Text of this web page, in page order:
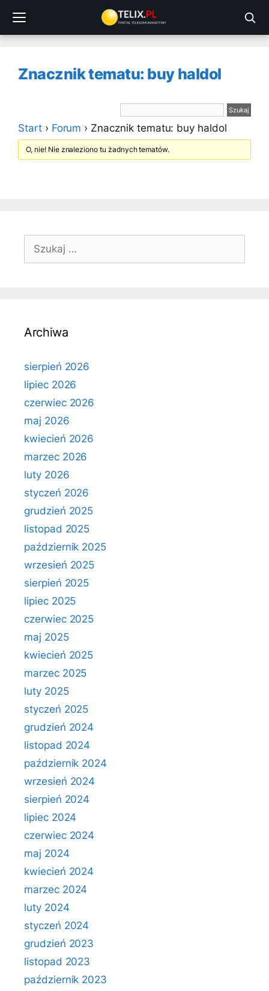
treści
Znacznik tematu: buy haldol
Start › Forum › Znacznik tematu: buy haldol
O, nie! Nie znaleziono tu żadnych tematów.
Szukaj:
Archiwa
sierpień 2026
lipiec 2026
czerwiec 2026
maj 2026
kwiecień 2026
marzec 2026
luty 2026
styczeń 2026
grudzień 2025
listopad 2025
październik 2025
wrzesień 2025
sierpień 2025
lipiec 2025
czerwiec 2025
maj 2025
kwiecień 2025
marzec 2025
luty 2025
styczeń 2025
grudzień 2024
listopad 2024
październik 2024
wrzesień 2024
sierpień 2024
lipiec 2024
czerwiec 2024
maj 2024
kwiecień 2024
marzec 2024
luty 2024
styczeń 2024
grudzień 2023
listopad 2023
październik 2023